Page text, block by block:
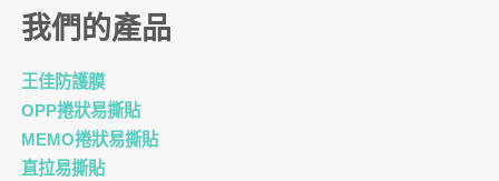
我們的產品
王佳防護膜
OPP捲狀易撕貼
MEMO捲狀易撕貼
直拉易撕貼